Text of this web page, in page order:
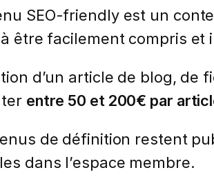
SEO-friendly est un
être facilement compris
d’un article de blog, de
entre 50 et 200€ par
de définition restent
dans l’espace membre.